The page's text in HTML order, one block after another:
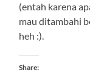
(entah karena
mau ditambahi
heh :).
Share: